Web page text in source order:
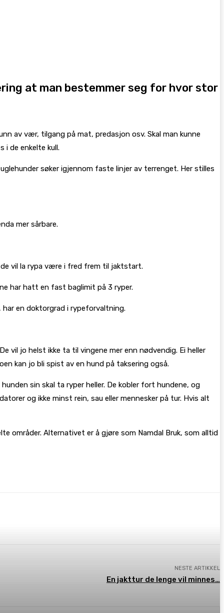
at man bestemmer seg for hvor stor
av vær, tilgang på mat, predasjon osv. Skal man kunne
i de enkelte kull.
søker igjennom faste linjer av terrenget. Her stilles
mer sårbare.
de vil la rypa være i fred frem til jaktstart.
har hatt en fast baglimit på 3 ryper.
en doktorgrad i rypeforvaltning.
vil jo helst ikke ta til vingene mer enn nødvendig. Ei heller
kan jo bli spist av en hund på taksering også.
sin skal ta ryper heller. De kobler fort hundene, og
og ikke minst rein, sau eller mennesker på tur. Hvis alt
områder. Alternativet er å gjøre som Namdal Bruk, som alltid
NESTE ARTIKKEL
En jakttur de lenge vil minnes…